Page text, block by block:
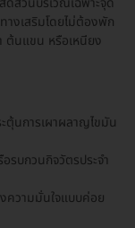
างเสริมโดยไม่ต้องพัก
ต้นแขน หรือเหนียง
ตุ้นการเผาผลาญไขมัน
รบกวนกิจวัตรประจำ
ความมั่นใจแบบค่อย